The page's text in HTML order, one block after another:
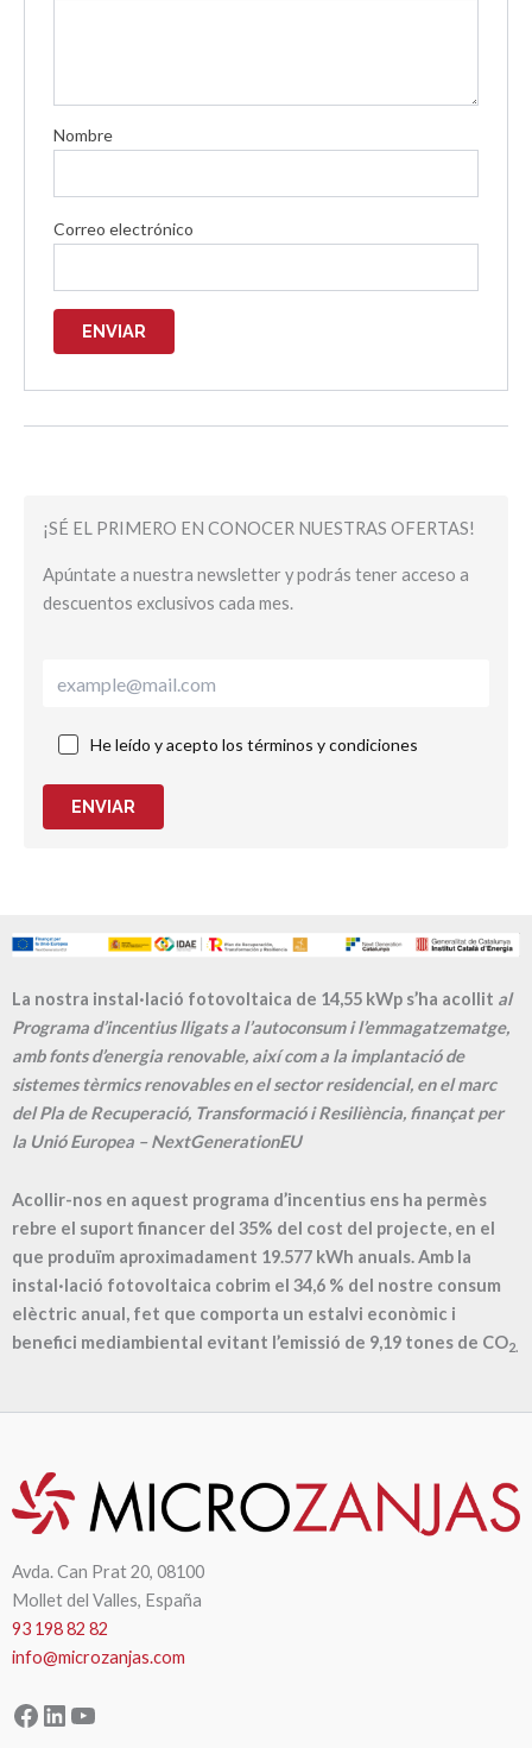
Nombre
Correo electrónico
¡SÉ EL PRIMERO EN CONOCER NUESTRAS OFERTAS!
Apúntate a nuestra newsletter y podrás tener acceso a
descuentos exclusivos cada mes.
He leído y acepto los términos y condiciones
ENVIAR
La nostra instal·lació fotovoltaica de 14,55 kWp s’ha acollit al
Programa d’incentius lligats a l’autoconsum i l’emmagatzematge,
amb fonts d’energia renovable, així com a la implantació de
sistemes tèrmics renovables en el sector residencial, en el marc
del Pla de Recuperació, Transformació i Resiliència, finançat per
la Unió Europea – NextGenerationEU
Acollir-nos en aquest programa d’incentius ens ha permès
rebre el suport financer del 35% del cost del projecte, en el
que produïm aproximadament 19.577 kWh anuals. Amb la
instal·lació fotovoltaica cobrim el 34,6 % del nostre consum
elèctric anual, fet que comporta un estalvi econòmic i
benefici mediambiental evitant l’emissió de 9,19 tones de CO2.
Avda. Can Prat 20, 08100
Mollet del Valles, España
93 198 82 82
info@microzanjas.com
Facebook
LinkedIn
YouTube